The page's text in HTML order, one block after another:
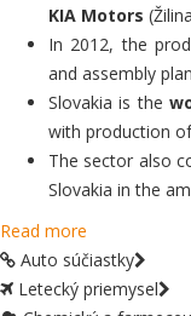
KIA Motors
In 2012, the
and assembly
Slovakia is the
with production
The sector also
Slovakia in the
Read more
Auto súčiastky
Letecký priemysel